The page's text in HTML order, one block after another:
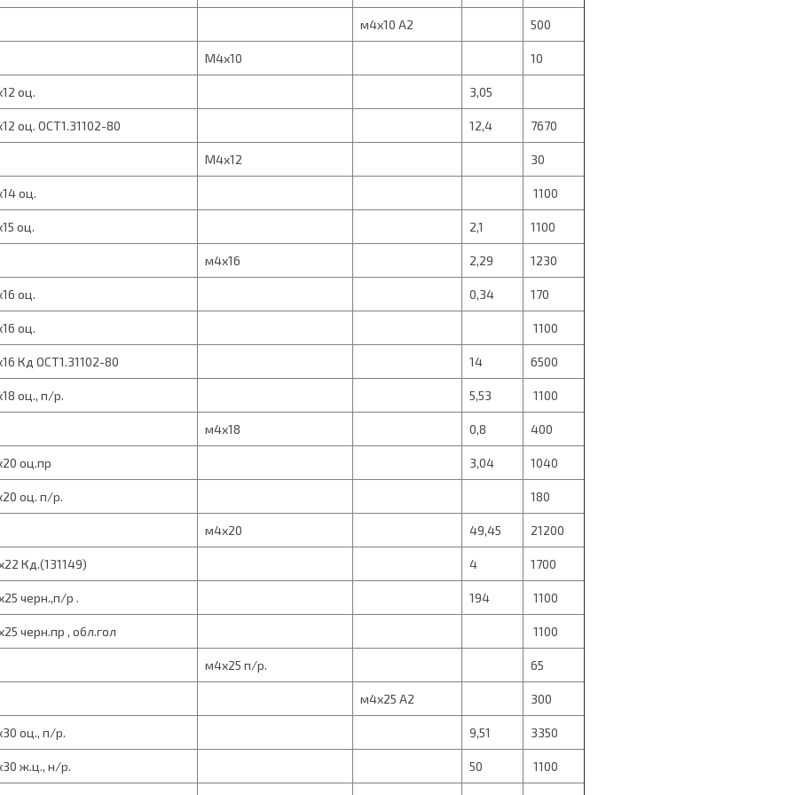
м4х10 А2 500
М4х10 10
оц. 3,05
оц. ОСТ1.31102-80 12,4 7670
М4х12 30
оц. 1100
оц. 2,1 1100
м4х16 2,29 1230
оц. 0,34 170
оц. 1100
Кд ОСТ1.31102-80 14 6500
оц., п/р. 5,53 1100
м4х18 0,8 400
оц.пр 3,04 1040
оц. п/р. 180
м4х20 49,45 21200
Кд.(131149) 4 1700
черн.,п/р . 194 1100
черн.пр , обл.гол 1100
м4х25 п/р. 65
м4х25 А2 300
оц., п/р. 9,51 3350
ж.ц., н/р. 50 1100